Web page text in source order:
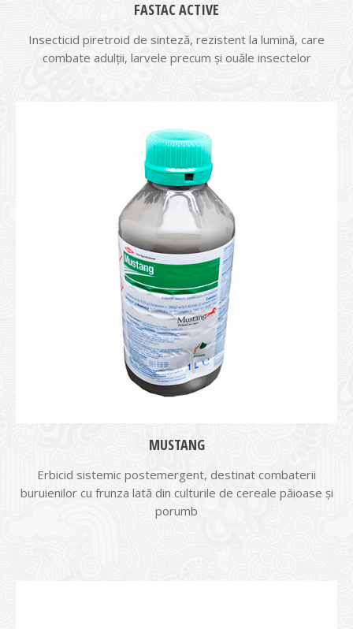
FASTAC ACTIVE
Insecticid piretroid de sinteză, rezistent la lumină, care
combate adulții, larvele precum și ouăle insectelor
MUSTANG
Erbicid sistemic postemergent, destinat combaterii
buruienilor cu frunza lată din culturile de cereale păioase şi
porumb